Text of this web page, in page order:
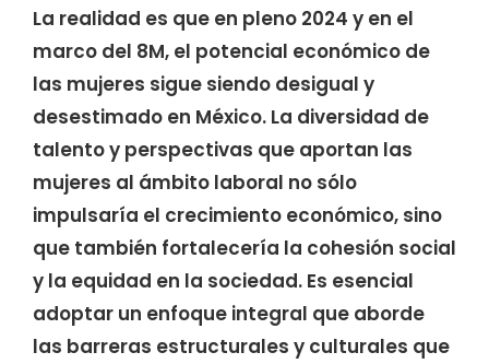
La realidad es que en pleno 2024 y en el
marco del 8M, el potencial económico de
las mujeres sigue siendo desigual y
desestimado en México. La diversidad de
talento y perspectivas que aportan las
mujeres al ámbito laboral no sólo
impulsaría el crecimiento económico, sino
que también fortalecería la cohesión social
y la equidad en la sociedad. Es esencial
adoptar un enfoque integral que aborde
las barreras estructurales y culturales que